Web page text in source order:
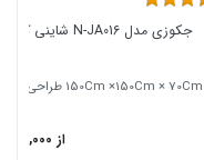
جکوزی مدل N-JA016 شاینی کنجی
از 151,183,000